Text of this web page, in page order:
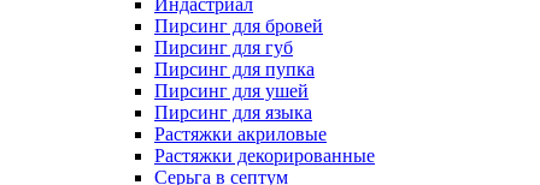
Индастриал
Пирсинг для бровей
Пирсинг для губ
Пирсинг для пупка
Пирсинг для ушей
Пирсинг для языка
Растяжки акриловые
Растяжки декорированные
Серьга в септум